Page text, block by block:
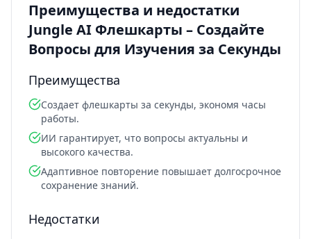
Преимущества и недостатки
Jungle AI Флешкарты – Создайте
Вопросы для Изучения за Секунды
Преимущества
Создает флешкарты за секунды, экономя часы
работы.
ИИ гарантирует, что вопросы актуальны и
высокого качества.
Адаптивное повторение повышает долгосрочное
сохранение знаний.
Недостатки